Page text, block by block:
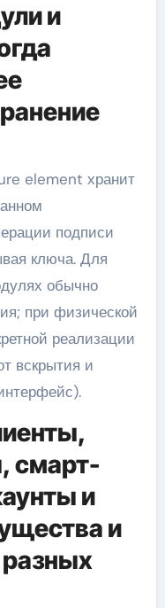
и
element хранит
подписи
ключа. Для
обычно
при физической
реализации
вскрытия и
смарт-
и
и
разных